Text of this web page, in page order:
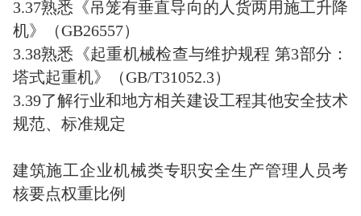
3.37熟悉《吊笼有垂直导向的人货两用施工升降
机》（GB26557）
3.38熟悉《起重机械检查与维护规程 第3部分：
塔式起重机》（GB/T31052.3）
3.39了解行业和地方相关建设工程其他安全技术
规范、标准规定
建筑施工企业机械类专职安全生产管理人员考
核要点权重比例